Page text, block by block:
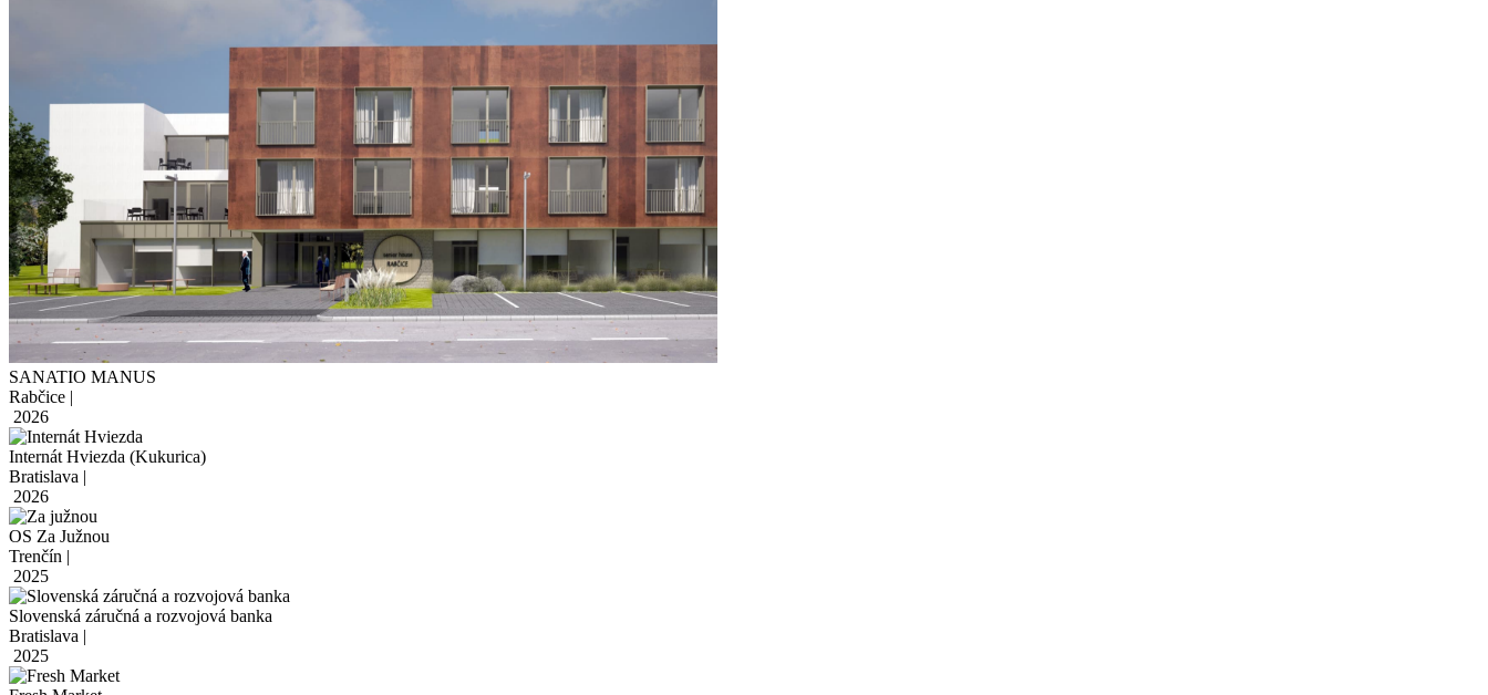
SANATIO MANUS
Rabčice |
2026
Internát Hviezda (Kukurica)
Bratislava |
2026
OS Za Južnou
Trenčín |
2025
Slovenská záručná a rozvojová banka
Bratislava |
2025